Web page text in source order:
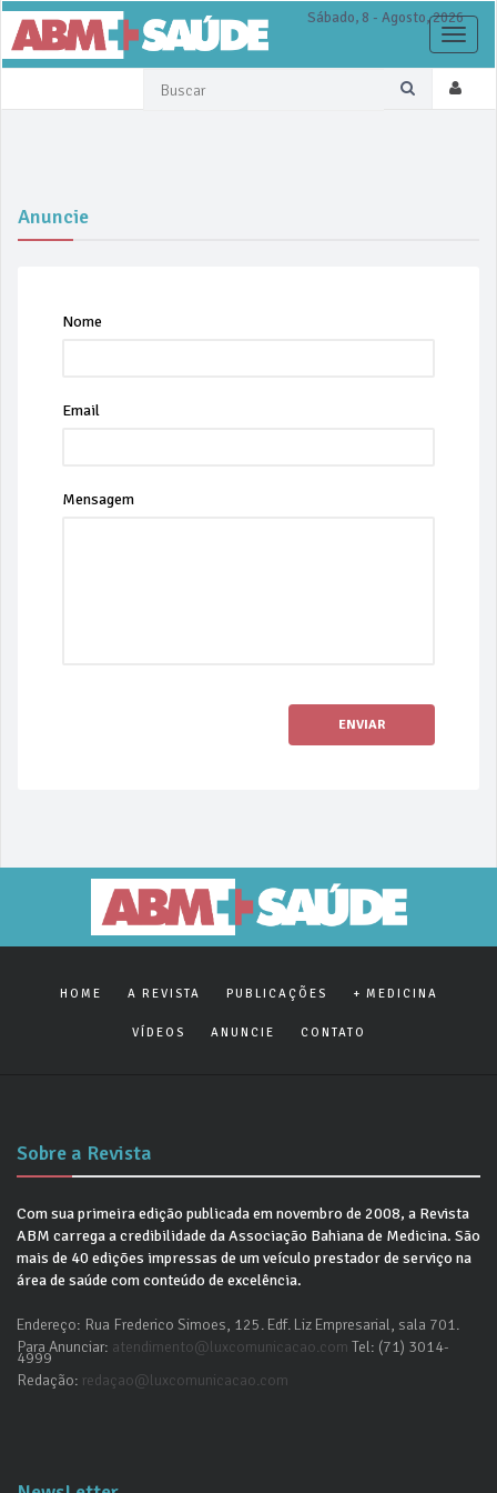
Sábado, 8 - Agosto, 2026
Toggle
Anuncie
Nome
Email
Mensagem
ENVIAR
HOME A REVISTA PUBLICAÇÕES + MEDICINA
VÍDEOS ANUNCIE CONTATO
Sobre a Revista
Com sua primeira edição publicada em novembro de 2008, a Revista
ABM carrega a credibilidade da Associação Bahiana de Medicina. São
mais de 40 edições impressas de um veículo prestador de serviço na
área de saúde com conteúdo de excelência.
Endereço: Rua Frederico Simoes, 125. Edf. Liz Empresarial, sala 701.
Para Anunciar: atendimento@luxcomunicacao.com Tel: (71) 3014-
4999
Redação: redaçao@luxcomunicacao.com